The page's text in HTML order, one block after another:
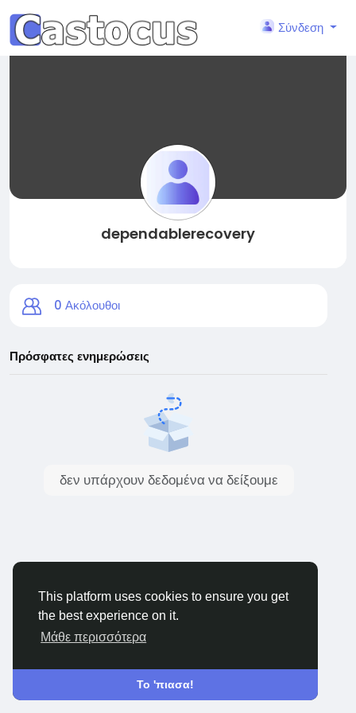
This platform uses cookies to ensure you get
the best experience on it.
Μάθε περισσότερα
Το 'πιασα!
Σύνδεση
dependablerecovery
0 Ακόλουθοι
Πρόσφατες ενημερώσεις
δεν υπάρχουν δεδομένα να δείξουμε